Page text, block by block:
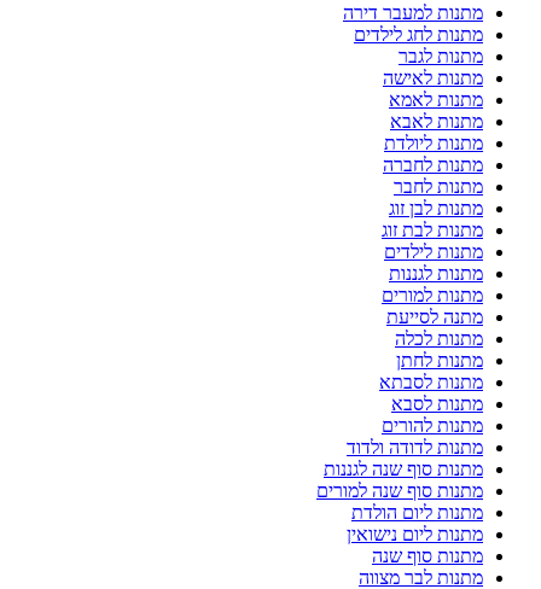
מתנות למעבר דירה
מתנות לחג לילדים
מתנות לגבר
מתנות לאישה
מתנות לאמא
מתנות לאבא
מתנות ליולדת
מתנות לחברה
מתנות לחבר
מתנות לבן זוג
מתנות לבת זוג
מתנות לילדים
מתנות לגננות
מתנות למורים
מתנה לסייעת
מתנות לכלה
מתנות לחתן
מתנות לסבתא
מתנות לסבא
מתנות להורים
מתנות לדודה ולדוד
מתנות סוף שנה לגננות
מתנות סוף שנה למורים
מתנות ליום הולדת
מתנות ליום נישואין
מתנות סוף שנה
מתנות לבר מצווה